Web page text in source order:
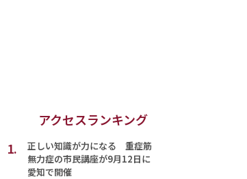
アクセスランキング
1.
正しい知識が力になる 重症筋
無力症の市民講座が9月12日に
愛知で開催